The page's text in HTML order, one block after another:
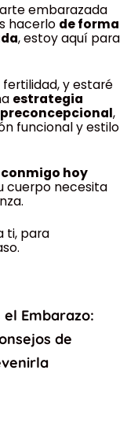
embarazada
hacerlo de forma
, estoy aquí para
fertilidad, y estaré
estrategia
,
funcional y estilo
hoy
cuerpo necesita
ti, para
Embarazo:
de